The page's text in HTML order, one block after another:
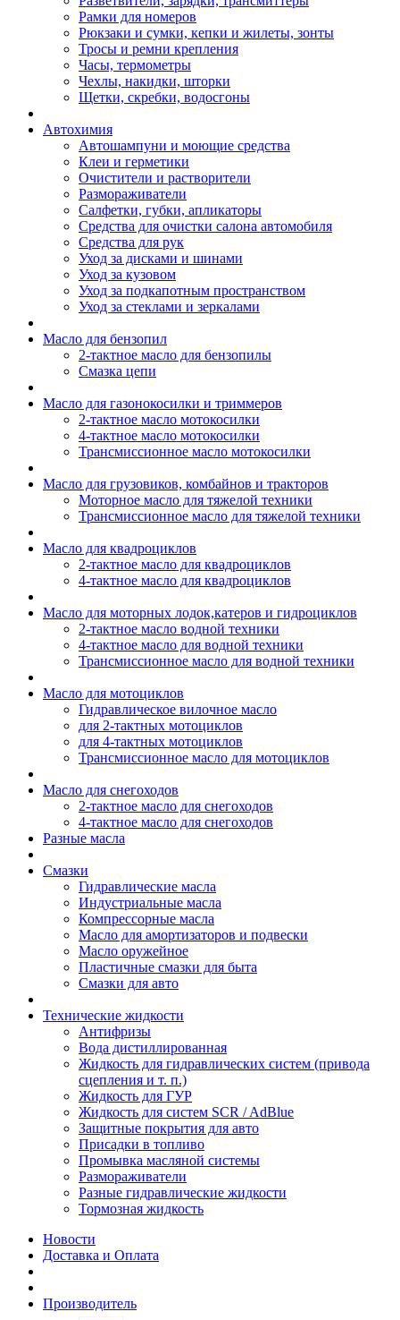
Рамки для номеров
Рюкзаки и сумки, кепки и жилеты, зонты
Тросы и ремни крепления
Часы, термометры
Чехлы, накидки, шторки
Щетки, скребки, водосгоны
Автохимия
Автошампуни и моющие средства
Клеи и герметики
Очистители и растворители
Размораживатели
Салфетки, губки, апликаторы
Средства для очистки салона автомобиля
Средства для рук
Уход за дисками и шинами
Уход за кузовом
Уход за подкапотным пространством
Уход за стеклами и зеркалами
Масло для бензопил
2-тактное масло для бензопилы
Cмазка цепи
Масло для газонокосилки и триммеров
2-тактное масло мотокосилки
4-тактное масло мотокосилки
Трансмиссионное масло мотокосилки
Масло для грузовиков, комбайнов и тракторов
Моторное масло для тяжелой техники
Трансмиссионное масло для тяжелой техники
Масло для квадроциклов
2-тактное масло для квадроциклов
4-тактное масло для квадроциклов
Масло для моторных лодок,катеров и гидроциклов
2-тактное масло водной техники
4-тактное масло для водной техники
Трансмиссионное масло для водной техники
Масло для мотоциклов
Гидравлическое вилочное масло
для 2-тактных мотоциклов
для 4-тактных мотоциклов
Трансмиссионное масло для мотоциклов
Масло для снегоходов
2-тактное масло для снегоходов
4-тактное масло для снегоходов
Разные масла
Смазки
Гидравлические масла
Индустриальные масла
Компрессорные масла
Масло для амортизаторов и подвески
Масло оружейное
Пластичные смазки для быта
Смазки для авто
Технические жидкости
Антифризы
Вода дистиллированная
Жидкость для гидравлических систем (привода
сцепления и т. п.)
Жидкость для ГУР
Жидкость для систем SCR / AdBlue
Защитные покрытия для авто
Присадки в топливо
Промывка масляной системы
Размораживатели
Разные гидравлические жидкости
Тормозная жидкость
Новости
Доставка и Оплата
Производитель